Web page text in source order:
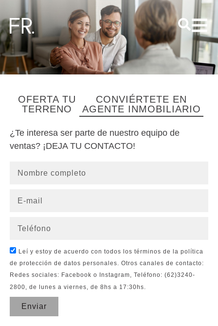
OFERTA TU
TERRENO
CONVIÉRTETE EN
AGENTE INMOBILIARIO
¿Te interesa ser parte de nuestro equipo de
ventas? ¡DEJA TU CONTACTO!
Leí y estoy de acuerdo con todos los términos de la política
de protección de datos personales. Otros canales de contacto:
Redes sociales: Facebook o Instagram, Teléfono: (62)3240-
2800, de lunes a viernes, de 8hs a 17:30hs.
Enviar
Buscar